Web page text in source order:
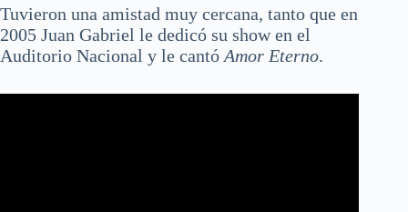
Tuvieron una amistad muy cercana, tanto que en
2005 Juan Gabriel le dedicó su show en el
Auditorio Nacional y le cantó Amor Eterno.